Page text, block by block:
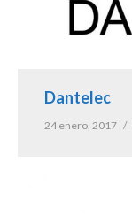
Dantelec
24 enero, 2017